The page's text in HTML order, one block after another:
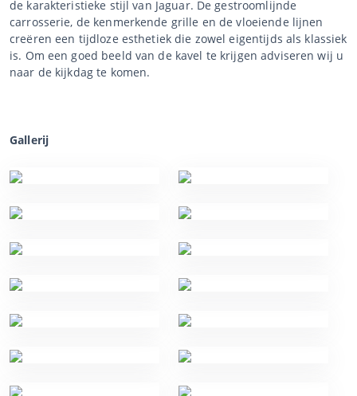
de karakteristieke stijl van Jaguar. De gestroomlijnde
carrosserie, de kenmerkende grille en de vloeiende lijnen
creëren een tijdloze esthetiek die zowel eigentijds als klassiek
is. Om een goed beeld van de kavel te krijgen adviseren wij u
naar de kijkdag te komen.
Gallerij